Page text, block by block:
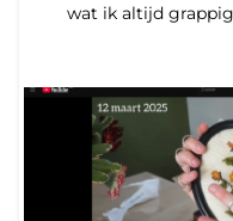
wat ik altijd